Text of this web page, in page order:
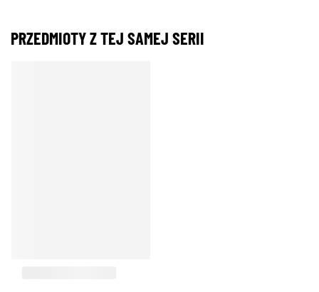
PRZEDMIOTY Z TEJ SAMEJ SERII